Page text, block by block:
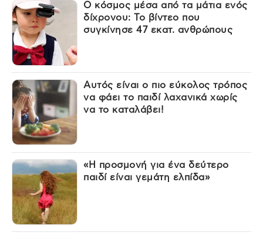
Ο κόσμος μέσα από τα μάτια ενός
δίχρονου: Το βίντεο που
συγκίνησε 47 εκατ. ανθρώπους
Αυτός είναι ο πιο εύκολος τρόπος
να φάει το παιδί λαχανικά χωρίς
να το καταλάβει!
«Η προσμονή για ένα δεύτερο
παιδί είναι γεμάτη ελπίδα»